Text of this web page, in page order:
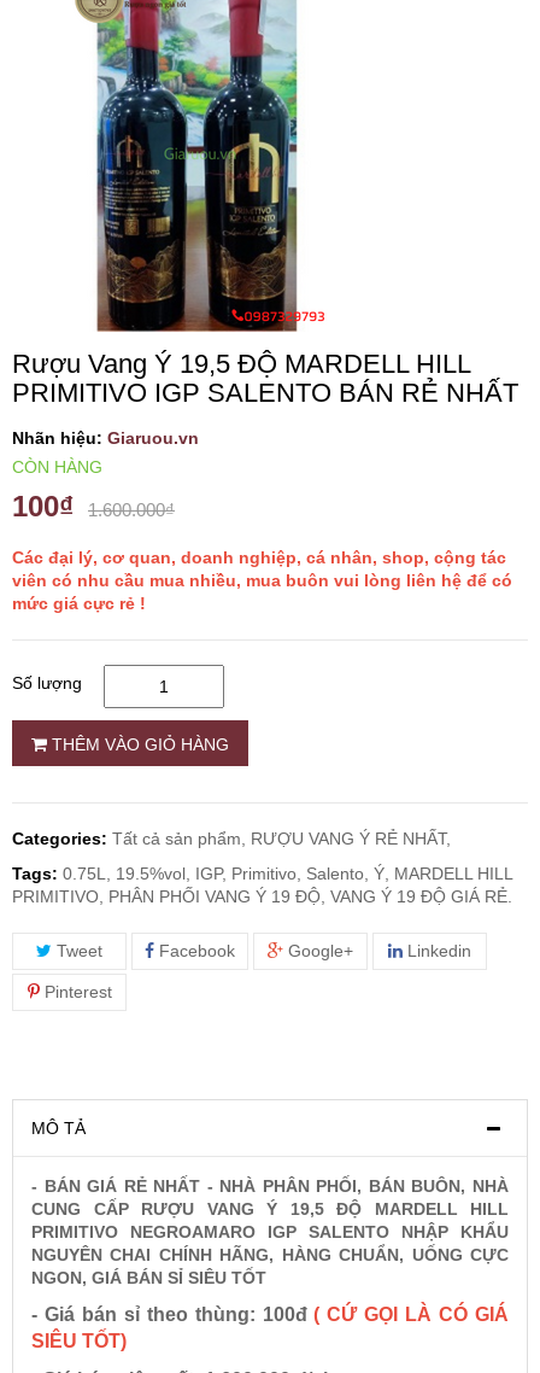
VANG TÂY BAN NHA
RƯỢU VANG MỸ
RƯỢU VANG NGỌT
RƯỢU VANG BỊCH
RƯỢU VANG ÚC
RƯỢU VANG ÁO
RƯỢU SỮA
RƯỢU WHISKY
RƯỢU XO BRANDY
RƯỢU VODKA
RƯỢU COGNAC
RƯỢU VANG ĐÀ LẠT
BIA NGOẠI
TRỐNG RƯỢU
VANG CANADA ICEWINE
RƯỢU VANG NAM PHI
Rượu Vang BỒ ĐÀO NHA
Rượu Vang Ý 19,5 ĐỘ MARDELL HILL
PRIMITIVO IGP SALENTO BÁN RẺ NHẤT
Nhãn hiệu: Giaruou.vn
CÒN HÀNG
100₫ 1.600.000₫
Các đại lý, cơ quan, doanh nghiệp, cá nhân, shop, cộng tác
viên có nhu cầu mua nhiều, mua buôn vui lòng liên hệ để có
mức giá cực rẻ !
Số lượng
THÊM VÀO GIỎ HÀNG
Categories: Tất cả sản phẩm,
RƯỢU VANG Ý RẺ NHẤT,
Tags: 0.75L, 19.5%vol, IGP, Primitivo, Salento, Ý, MARDELL HILL
PRIMITIVO, PHÂN PHỐI VANG Ý 19 ĐỘ, VANG Ý 19 ĐỘ GIÁ RẺ.
Tweet Facebook Google+ Linkedin
Pinterest
MÔ TẢ
- BÁN GIÁ RẺ NHẤT - NHÀ PHÂN PHỐI, BÁN BUÔN, NHÀ
CUNG CẤP RƯỢU VANG Ý 19,5 ĐỘ MARDELL HILL
PRIMITIVO NEGROAMARO IGP SALENTO NHẬP KHẨU
NGUYÊN CHAI CHÍNH HÃNG, HÀNG CHUẨN, UỐNG CỰC
NGON, GIÁ BÁN SỈ SIÊU TỐT
- Giá bán sỉ theo thùng: 100đ( CỨ GỌI LÀ CÓ GIÁ
SIÊU TỐT)